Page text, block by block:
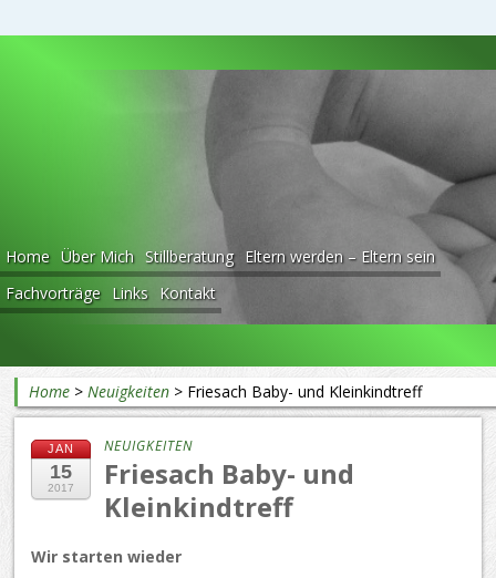
Home Über Mich Stillberatung Eltern werden – Eltern sein
Fachvorträge Links Kontakt
Beratung rund ums Baby
Home >Neuigkeiten > Friesach Baby- und Kleinkindtreff
JAN
15
2017
NEUIGKEITEN
Friesach Baby- und
Kleinkindtreff
Wir starten wieder